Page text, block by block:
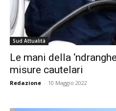
Sud Attualità
Le mani della
misure cautelari
Redazione - 10 Maggio 2022